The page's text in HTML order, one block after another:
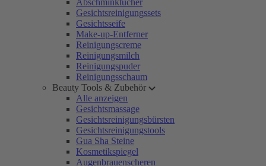
Abschminktücher
Gesichtsreinigungssets
Gesichtsseife
Make-up-Entferner
Reinigungscreme
Reinigungsmilch
Reinigungspuder
Reinigungsschaum
Beauty Tools & Zubehör
Alle anzeigen
Gesichtsmassage
Gesichtsreinigungsbürsten
Gesichtsreinigungstools
Gua Sha Steine
Kosmetikspiegel
Augenbrauenscheren